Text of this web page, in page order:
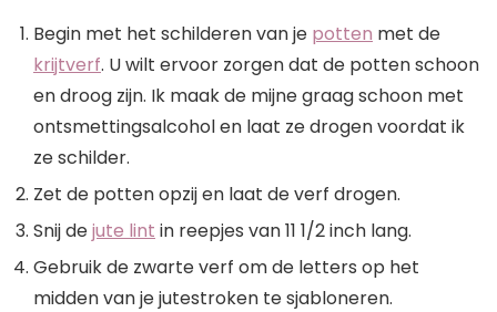
Begin met het schilderen van je potten met de
krijtverf. U wilt ervoor zorgen dat de potten schoon
en droog zijn. Ik maak de mijne graag schoon met
ontsmettingsalcohol en laat ze drogen voordat ik
ze schilder.
Zet de potten opzij en laat de verf drogen.
Snij dejute lint in reepjes van 11 1/2 inch lang.
Gebruik de zwarte verf om de letters op het
midden van je jutestroken te sjabloneren.